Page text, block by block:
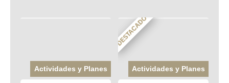
Actividades y Planes
DESTACADO
Actividades y Planes